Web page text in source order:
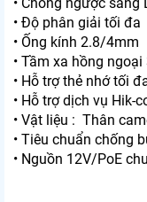
• Độ phân giải tối
• Ống kính 2.8/4mm
• Tầm xa hồng ngoại
• Hỗ trợ thẻ nhớ tối
• Hỗ trợ dịch vụ Hik-
• Vật liệu : Thân
• Tiêu chuẩn chống
• Nguồn 12V/PoE